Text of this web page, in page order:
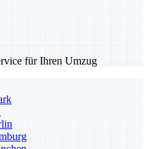
für Ihren Umzug